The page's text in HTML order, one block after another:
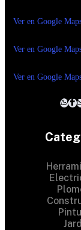
Ver en Google
Ver en Google
Ver en Google